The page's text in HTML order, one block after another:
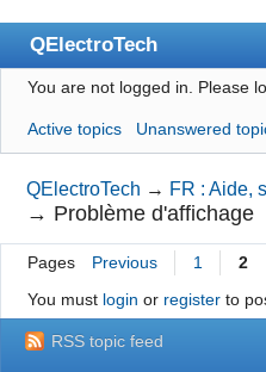
QElectroTech
Index
User list
Search
Register
Login
Site officiel
Wiki
You are not logged in. Please
Active topics Unanswered
QElectroTech → FR : Aide,
→ Problème d'affichage
Pages Previous 1
2
You must login or registerto
RSS topic feed